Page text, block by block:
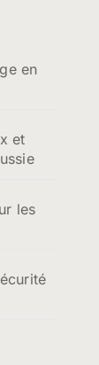
en
et
les